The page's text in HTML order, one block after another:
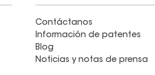
Contáctanos
Información de patentes
Blog
Noticias y notas de prensa